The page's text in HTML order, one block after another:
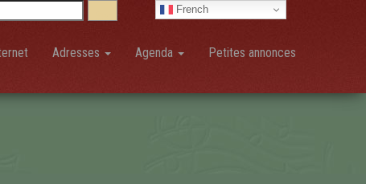
French
Adresses Agenda Petites annonces